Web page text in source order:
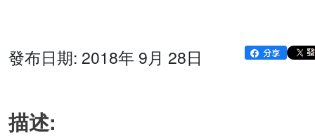
發布日期: 2018年 9月 28日
描述: